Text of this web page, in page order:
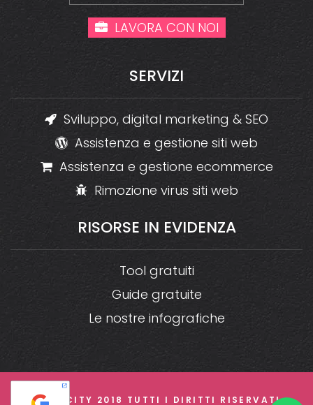
SERVIZI
Sviluppo, digital marketing & SEO
Assistenza e gestione siti web
Assistenza e gestione ecommerce
Rimozione virus siti web
LAVORA CON NOI
RISORSE IN EVIDENZA
Tool gratuiti
Guide gratuite
Le nostre infografiche
© CREACITY 2018 TUTTI I DIRITTI RISERVATI -